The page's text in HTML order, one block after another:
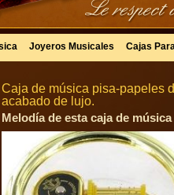
Joyeros Musicales Cajas
Caja de música pisa-papeles
acabado de lujo.
Melodía de esta caja de